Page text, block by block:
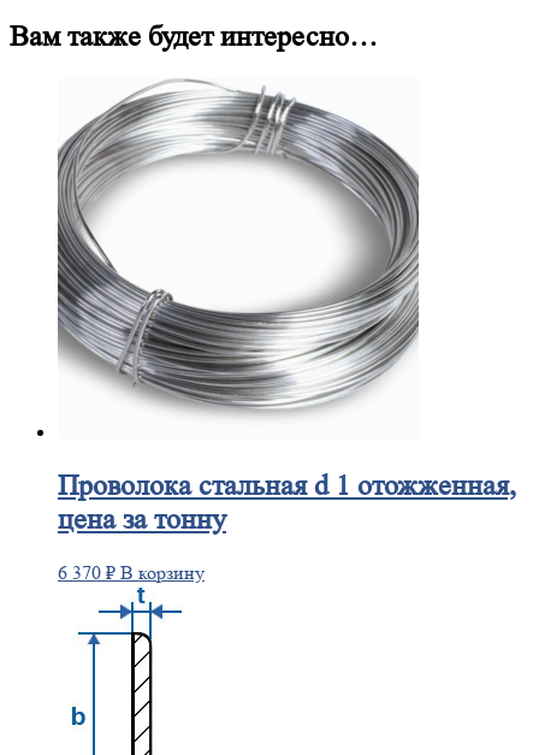
Вам также будет интересно…
Проволокастальная d 1 отожженная,
цена за тонну
6 370 ₽ В корзину